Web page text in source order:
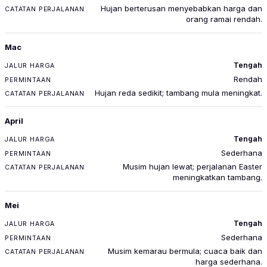
Hujan berterusan menyebabkan harga dan
orang ramai rendah.
Mac
Tengah
Rendah
Hujan reda sedikit; tambang mula meningkat.
April
Tengah
Sederhana
Musim hujan lewat; perjalanan Easter
meningkatkan tambang.
Mei
Tengah
Sederhana
Musim kemarau bermula; cuaca baik dan
harga sederhana.